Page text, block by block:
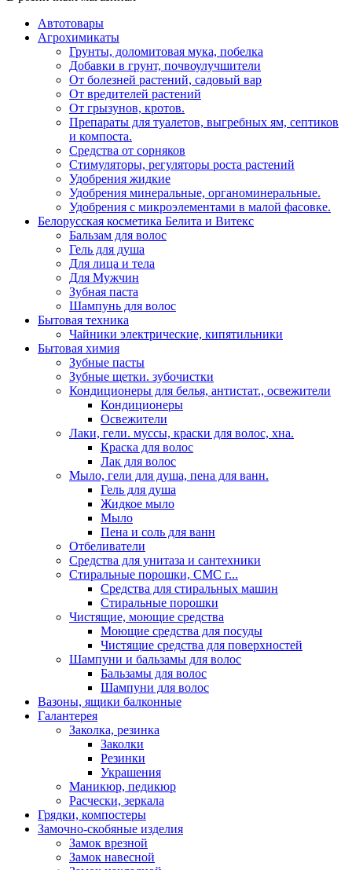
Автотовары
Агрохимикаты
Грунты, доломитовая мука, побелка
Добавки в грунт, почвоулучшители
От болезней растений, садовый вар
От вредителей растений
От грызунов, кротов.
Препараты для туалетов, выгребных ям, септиков
и компоста.
Средства от сорняков
Стимуляторы, регуляторы роста растений
Удобрения жидкие
Удобрения минеральные, органоминеральные.
Удобрения с микроэлементами в малой фасовке.
Белорусская косметика Белита и Витекс
Бальзам для волос
Гель для душа
Для лица и тела
Для Мужчин
Зубная паста
Шампунь для волос
Бытовая техника
Чайники электрические, кипятильники
Бытовая химия
Зубные пасты
Зубные щетки. зубочистки
Кондиционеры для белья, антистат., освежители
Кондиционеры
Освежители
Лаки, гели. муссы, краски для волос, хна.
Краска для волос
Лак для волос
Мыло, гели для душа, пена для ванн.
Гель для душа
Жидкое мыло
Мыло
Пена и соль для ванн
Отбеливатели
Средства для унитаза и сантехники
Стиральные порошки, СМС г...
Средства для стиральных машин
Стиральные порошки
Чистящие, моющие средства
Моющие средства для посуды
Чистящие средства для поверхностей
Шампуни и бальзамы для волос
Бальзамы для волос
Шампуни для волос
Вазоны, ящики балконные
Галантерея
Заколка, резинка
Заколки
Резинки
Украшения
Маникюр, педикюр
Расчески, зеркала
Грядки, компостеры
Замочно-скобяные изделия
Замок врезной
Замок навесной